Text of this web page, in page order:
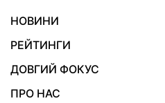
НОВИНИ
РЕЙТИНГИ
ДОВГИЙ ФОКУС
ПРО НАС